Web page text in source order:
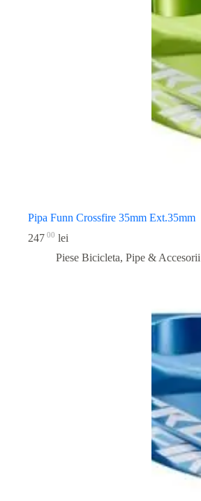
Pipa Funn Crossfire 35mm Ext.35mm
247 00 lei
Piese Bicicleta, Pipe & Accesorii